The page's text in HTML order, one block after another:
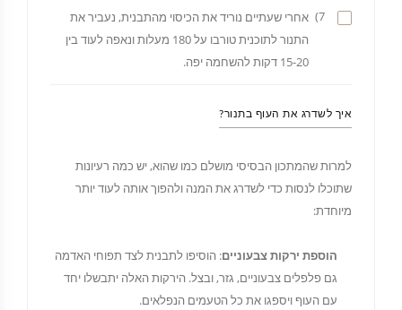
7)
אחרי שעתיים נוריד את הכיסוי מהתבנית, נעביר את
התנור לתוכנית טורבו על 180 מעלות ונאפה לעוד בין
15-20 דקות להשחמה יפה.
איך לשדרג את העוף בתנור?
למרות שהמתכון הבסיסי מושלם כמו שהוא, יש כמה רעיונות
שתוכלו לנסות כדי לשדרג את המנה ולהפוך אותה לעוד יותר
מיוחדת:
הוספת ירקות צבעוניים: הוסיפו לתבנית לצד תפוחי האדמה
גם פלפלים צבעוניים, גזר, ובצל. הירקות האלה יתבשלו יחד
עם העוף ויספגו את כל הטעמים הנפלאים.